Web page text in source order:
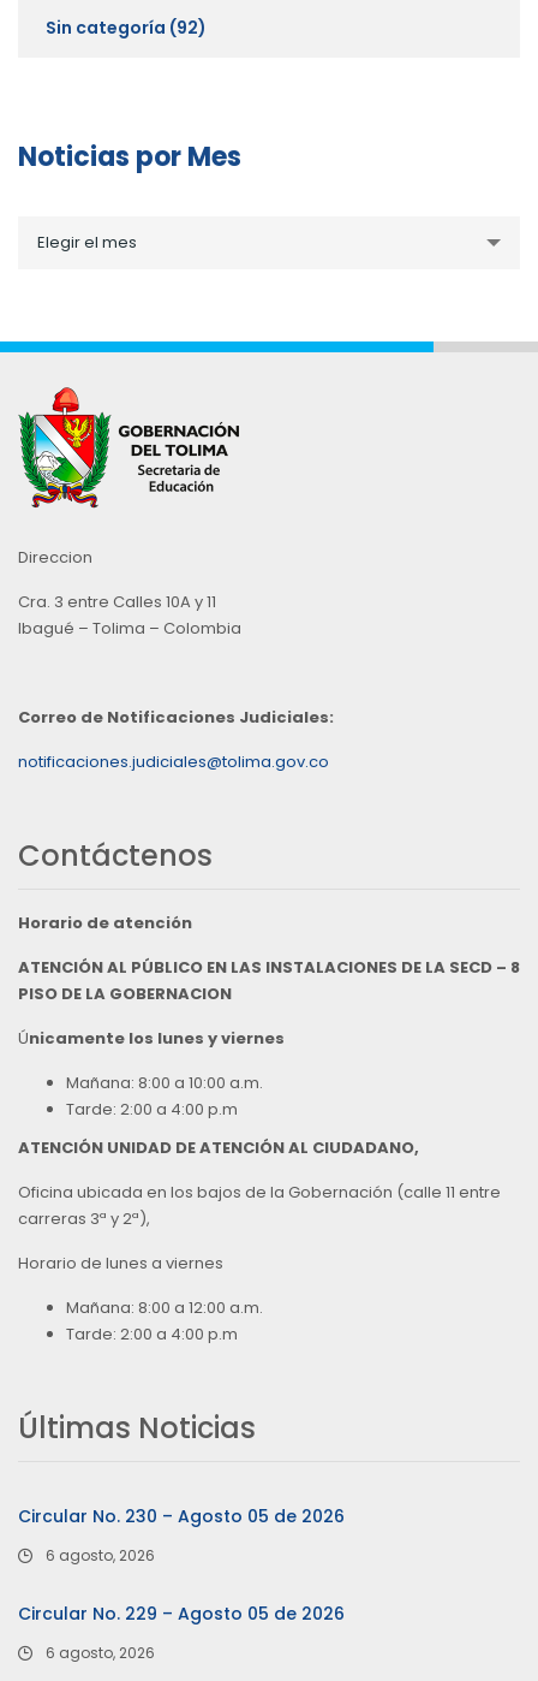
Sin categoría (92)
Noticias por Mes
porElegir el mes
Direccion
Cra. 3 entre Calles 10A y 11
Ibagué – Tolima – Colombia
Correo de Notificaciones Judiciales:
notificaciones.judiciales@tolima.gov.co
Contáctenos
Horario de atención
ATENCIÓN AL PÚBLICO EN LAS INSTALACIONES DE LA SECD – 8
PISO DE LA GOBERNACION
Únicamente los lunes y viernes
Mañana: 8:00 a 10:00 a.m.
Tarde: 2:00 a 4:00 p.m
ATENCIÓN UNIDAD DE ATENCIÓN AL CIUDADANO,
Oficina ubicada en los bajos de la Gobernación (calle 11 entre
carreras 3ª y 2ª),
Horario de lunes a viernes
Mañana: 8:00 a 12:00 a.m.
Tarde: 2:00 a 4:00 p.m
Últimas Noticias
Circular No. 230 – Agosto 05 de 2026
6 agosto, 2026
Circular No. 229 – Agosto 05 de 2026
6 agosto, 2026